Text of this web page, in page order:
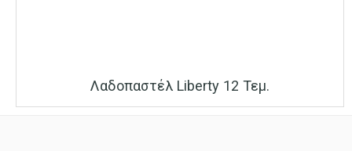
Λαδοπαστέλ Liberty 12 Τεμ.